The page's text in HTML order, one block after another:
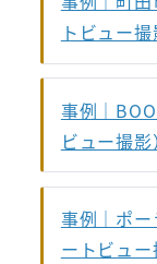
トビュー撮
事例｜
ビュー撮影）
事例｜ポ
ートビュー